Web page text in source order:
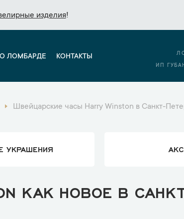
изделия!
изделия!
О ЛОМБАРДЕ КОНТАКТЫ
ИП
Швейцарские часы Harry Winston в Санкт-
УКРАШЕНИЯ
КАК НОВОЕ В